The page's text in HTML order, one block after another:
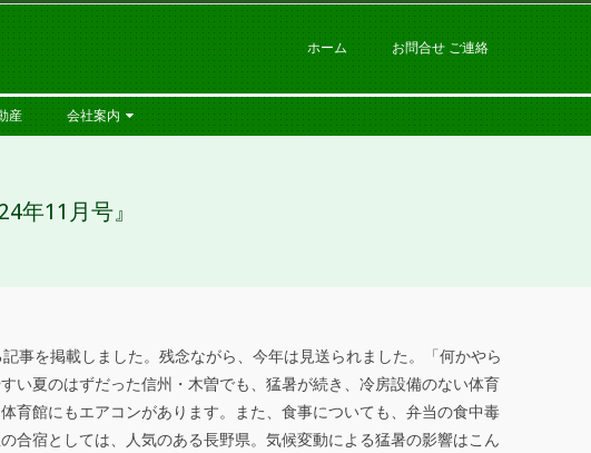
ホーム お問合せ ご連絡
産 会社案内
年11月号』
事を掲載しました。残念ながら、今年は見送られました。「何かやら
夏のはずだった信州・木曽でも、猛暑が続き、冷房設備のない体育
育館にもエアコンがあります。また、食事についても、弁当の食中毒
合宿としては、人気のある長野県。気候変動による猛暑の影響はこん